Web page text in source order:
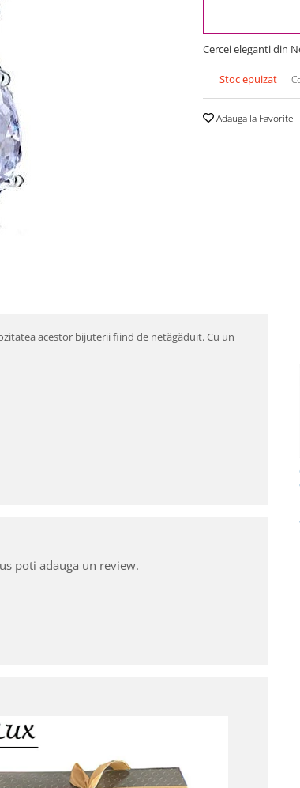
Cercei eleganti din
Stoc epuizat
Adauga la Favorite
acestor bijuterii fiind de netăgăduit. Cu un
poti adauga un review.